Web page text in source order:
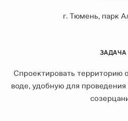
г. Тюмень, парк
ЗАДАЧА
Спроектировать территорию
воде, удобную для